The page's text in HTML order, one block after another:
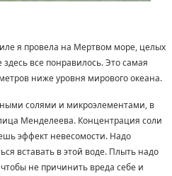
я провела на Мертвом море, целых
все понравилось. Это самая
ниже уровня мирового океана.
солями и микроэлементами, в
Менделеева. Концентрация соли
эффект невесомости. Надо
вставать в этой воде. Плыть надо
не причинить вреда себе и